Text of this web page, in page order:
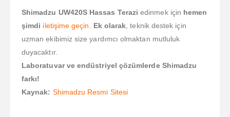
Shimadzu UW420S Hassas Terazi edinmek için hemen
şimdi iletişime geçin. Ek olarak, teknik destek için
uzman ekibimiz size yardımcı olmaktan mutluluk
duyacaktır.
Laboratuvar ve endüstriyel çözümlerde Shimadzu
farkı!
Kaynak: Shimadzu Resmi Sitesi